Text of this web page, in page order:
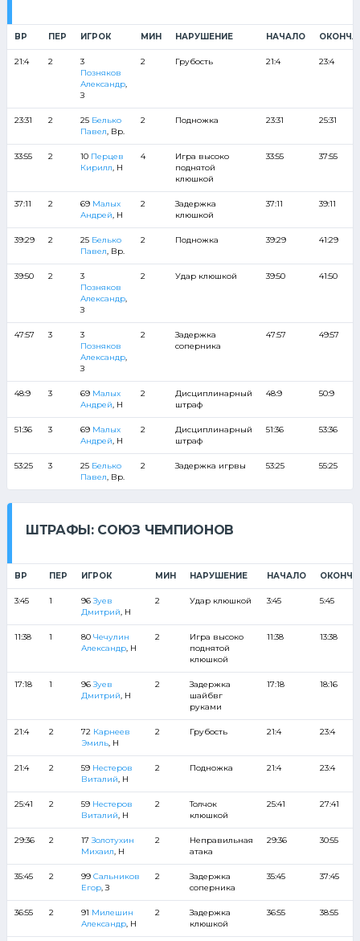
ВР ПЕР ИГРОК МИН НАРУШЕНИЕ НАЧАЛО
21:4 2
3
Позняков
Александр,
З
2 Грубость 21:4 23:4
23:31 2 25 Белько
Павел, Вр.
2 Подножка 23:31 25:31
33:55 2 10 Перцев
Кирилл, Н
4
Игра высоко
поднятой
клюшкой
33:55 37:55
37:11 2 69 Малых
Андрей, Н
2
Задержка
клюшкой
37:11 39:11
39:29 2 25 Белько
Павел, Вр.
2 Подножка 39:29 41:29
39:50 2
3
Позняков
Александр,
З
2 Удар клюшкой 39:50 41:50
47:57 3
3
Позняков
Александр,
З
2
Задержка
соперника
47:57 49:57
48:9 3 69 Малых
Андрей, Н
2
Дисциплинарный
штраф
48:9 50:9
51:36 3 69 Малых
Андрей, Н
2
Дисциплинарный
штраф
51:36 53:36
53:25 3 25 Белько
Павел, Вр.
2 Задержка игрвы 53:25 55:25
ШТРАФЫ: СОЮЗ ЧЕМПИОНОВ
ВР ПЕР ИГРОК МИН НАРУШЕНИЕ НАЧАЛО
3:45 1 96Зуев
Дмитрий, Н
2 Удар клюшкой 3:45 5:45
11:38 1 80 Чечулин
Александр, Н
2
Игра высоко
поднятой
клюшкой
11:38 13:38
17:18 1 96Зуев
Дмитрий, Н
2
Задержка
шайбвг
руками
17:18 18:16
21:4 2 72 Карнеев
Эмиль, Н
2 Грубость 21:4 23:4
21:4 2 59 Нестеров
Виталий, Н
2 Подножка 21:4 23:4
25:41 2 59 Нестеров
Виталий, Н
2
Толчок
клюшкой
25:41 27:41
29:36 2 17Золотухин
Михаил, Н
2
Неправильная
атака
29:36 30:55
35:45 2 99 Сальников
Егор, З
2
Задержка
соперника
35:45 37:45
36:55 2 91 Милешин
Александр, Н
2
Задержка
клюшкой
36:55 38:55